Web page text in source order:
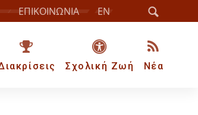
ΕΠΙΚΟΙΝΩΝΙΑ EN
Σχολική Ζωή Νέα